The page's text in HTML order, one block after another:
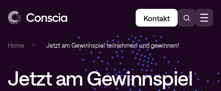
Kontakt
Home Jetzt am Gewinnspiel teilnehmen und gewinnen!
Jetzt am Gewinnspiel